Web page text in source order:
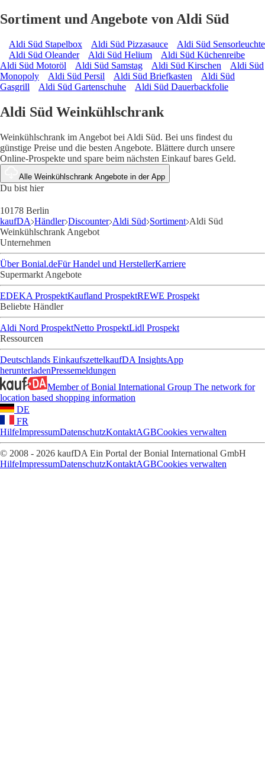
Sortiment und Angebote von Aldi Süd
Aldi Süd Stapelbox Aldi Süd Pizzasauce
Aldi Süd Sensorleuchte
Aldi Süd Oleander
Aldi Süd Helium
Aldi Süd Küchenreibe
Aldi Süd Motoröl
Aldi Süd Samstag Aldi Süd Kirschen
Aldi Süd
Monopoly
Aldi Süd Persil Aldi Süd Briefkasten
Aldi Süd
Gasgrill
Aldi Süd Gartenschuhe Aldi Süd Dauerbackfolie
Aldi Süd Weinkühlschrank
Weinkühlschrank im Angebot bei Aldi Süd. Bei uns findest du
günstige Preise und die besten Angebote. Blättere durch unsere
Online-Prospekte und spare beim nächsten Einkauf bares Geld.
Alle Weinkühlschrank Angebote in der App
Du bist hier
10178 Berlin
kaufDA Händler Discounter Aldi Süd Sortiment Aldi Süd
Weinkühlschrank Angebot
Unternehmen
Über Bonial.deFür Handel und HerstellerKarriere
Supermarkt Angebote
EDEKA ProspektKaufland ProspektREWE Prospekt
Beliebte Händler
Aldi Nord ProspektNetto ProspektLidl Prospekt
Ressourcen
Deutschlands EinkaufszettelkaufDA InsightsApp
herunterladenPressemeldungen
Member of Bonial International Group The network for
location based shopping information
DE
FR
HilfeImpressumDatenschutzKontaktAGBCookies verwalten
© 2008 - 2026 kaufDA Ein Portal der Bonial International GmbH
HilfeImpressumDatenschutzKontaktAGBCookies verwalten